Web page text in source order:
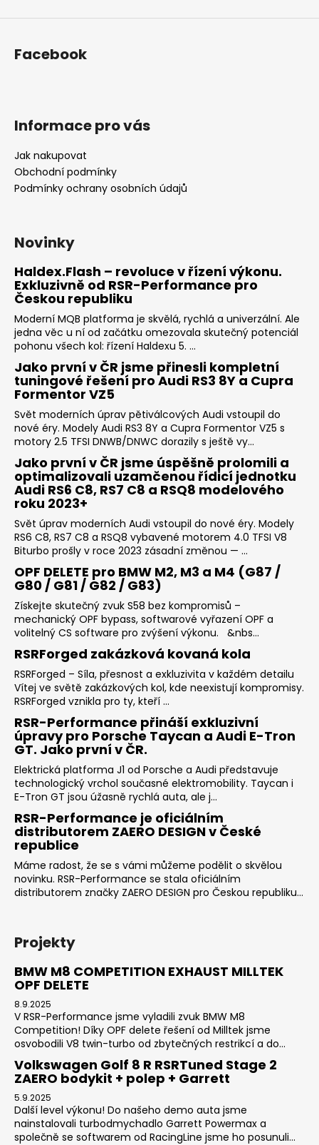
p
Facebook
Informace pro vás
Jak nakupovat
Obchodní podmínky
Podmínky ochrany osobních údajů
Novinky
Haldex.Flash – revoluce v řízení výkonu.
Exkluzivně od RSR-Performance pro
Českou republiku
Moderní MQB platforma je skvělá, rychlá a univerzální. Ale
jedna věc u ní od začátku omezovala skutečný potenciál
pohonu všech kol: řízení Haldexu 5. ...
Jako první v ČR jsme přinesli kompletní
tuningové řešení pro Audi RS3 8Y a Cupra
Formentor VZ5
Svět moderních úprav pětiválcových Audi vstoupil do
nové éry. Modely Audi RS3 8Y a Cupra Formentor VZ5 s
motory 2.5 TFSI DNWB/DNWC dorazily s ještě vy...
Jako první v ČR jsme úspěšně prolomili a
optimalizovali uzamčenou řídicí jednotku
Audi RS6 C8, RS7 C8 a RSQ8 modelového
roku 2023+
Svět úprav moderních Audi vstoupil do nové éry. Modely
RS6 C8, RS7 C8 a RSQ8 vybavené motorem 4.0 TFSI V8
Biturbo prošly v roce 2023 zásadní změnou — ...
OPF DELETE pro BMW M2, M3 a M4 (G87 /
G80 / G81 / G82 / G83)
Získejte skutečný zvuk S58 bez kompromisů –
mechanický OPF bypass, softwarové vyřazení OPF a
volitelný CS software pro zvýšení výkonu. &nbs...
RSRForged zakázková kovaná kola
RSRForged – Síla, přesnost a exkluzivita v každém detailu
Vítej ve světě zakázkových kol, kde neexistují kompromisy.
RSRForged vznikla pro ty, kteří ...
RSR-Performance přináší exkluzivní
úpravy pro Porsche Taycan a Audi E-Tron
GT. Jako první v ČR.
Elektrická platforma J1 od Porsche a Audi představuje
technologický vrchol současné elektromobility. Taycan i
E-Tron GT jsou úžasně rychlá auta, ale j...
RSR-Performance je oficiálním
distributorem ZAERO DESIGN v České
republice
Máme radost, že se s vámi můžeme podělit o skvělou
novinku. RSR-Performance se stala oficiálním
distributorem značky ZAERO DESIGN pro Českou republiku...
Projekty
BMW M8 COMPETITION EXHAUST MILLTEK
OPF DELETE
8.9.2025
V RSR-Performance jsme vyladili zvuk BMW M8
Competition! Díky OPF delete řešení od Milltek jsme
osvobodili V8 twin-turbo od zbytečných restrikcí a do...
Volkswagen Golf 8 R RSRTuned Stage 2
ZAERO bodykit + polep + Garrett
5.9.2025
Další level výkonu! Do našeho demo auta jsme
nainstalovali turbodmychadlo Garrett Powermax a
společně se softwarem od RacingLine jsme ho posunuli...